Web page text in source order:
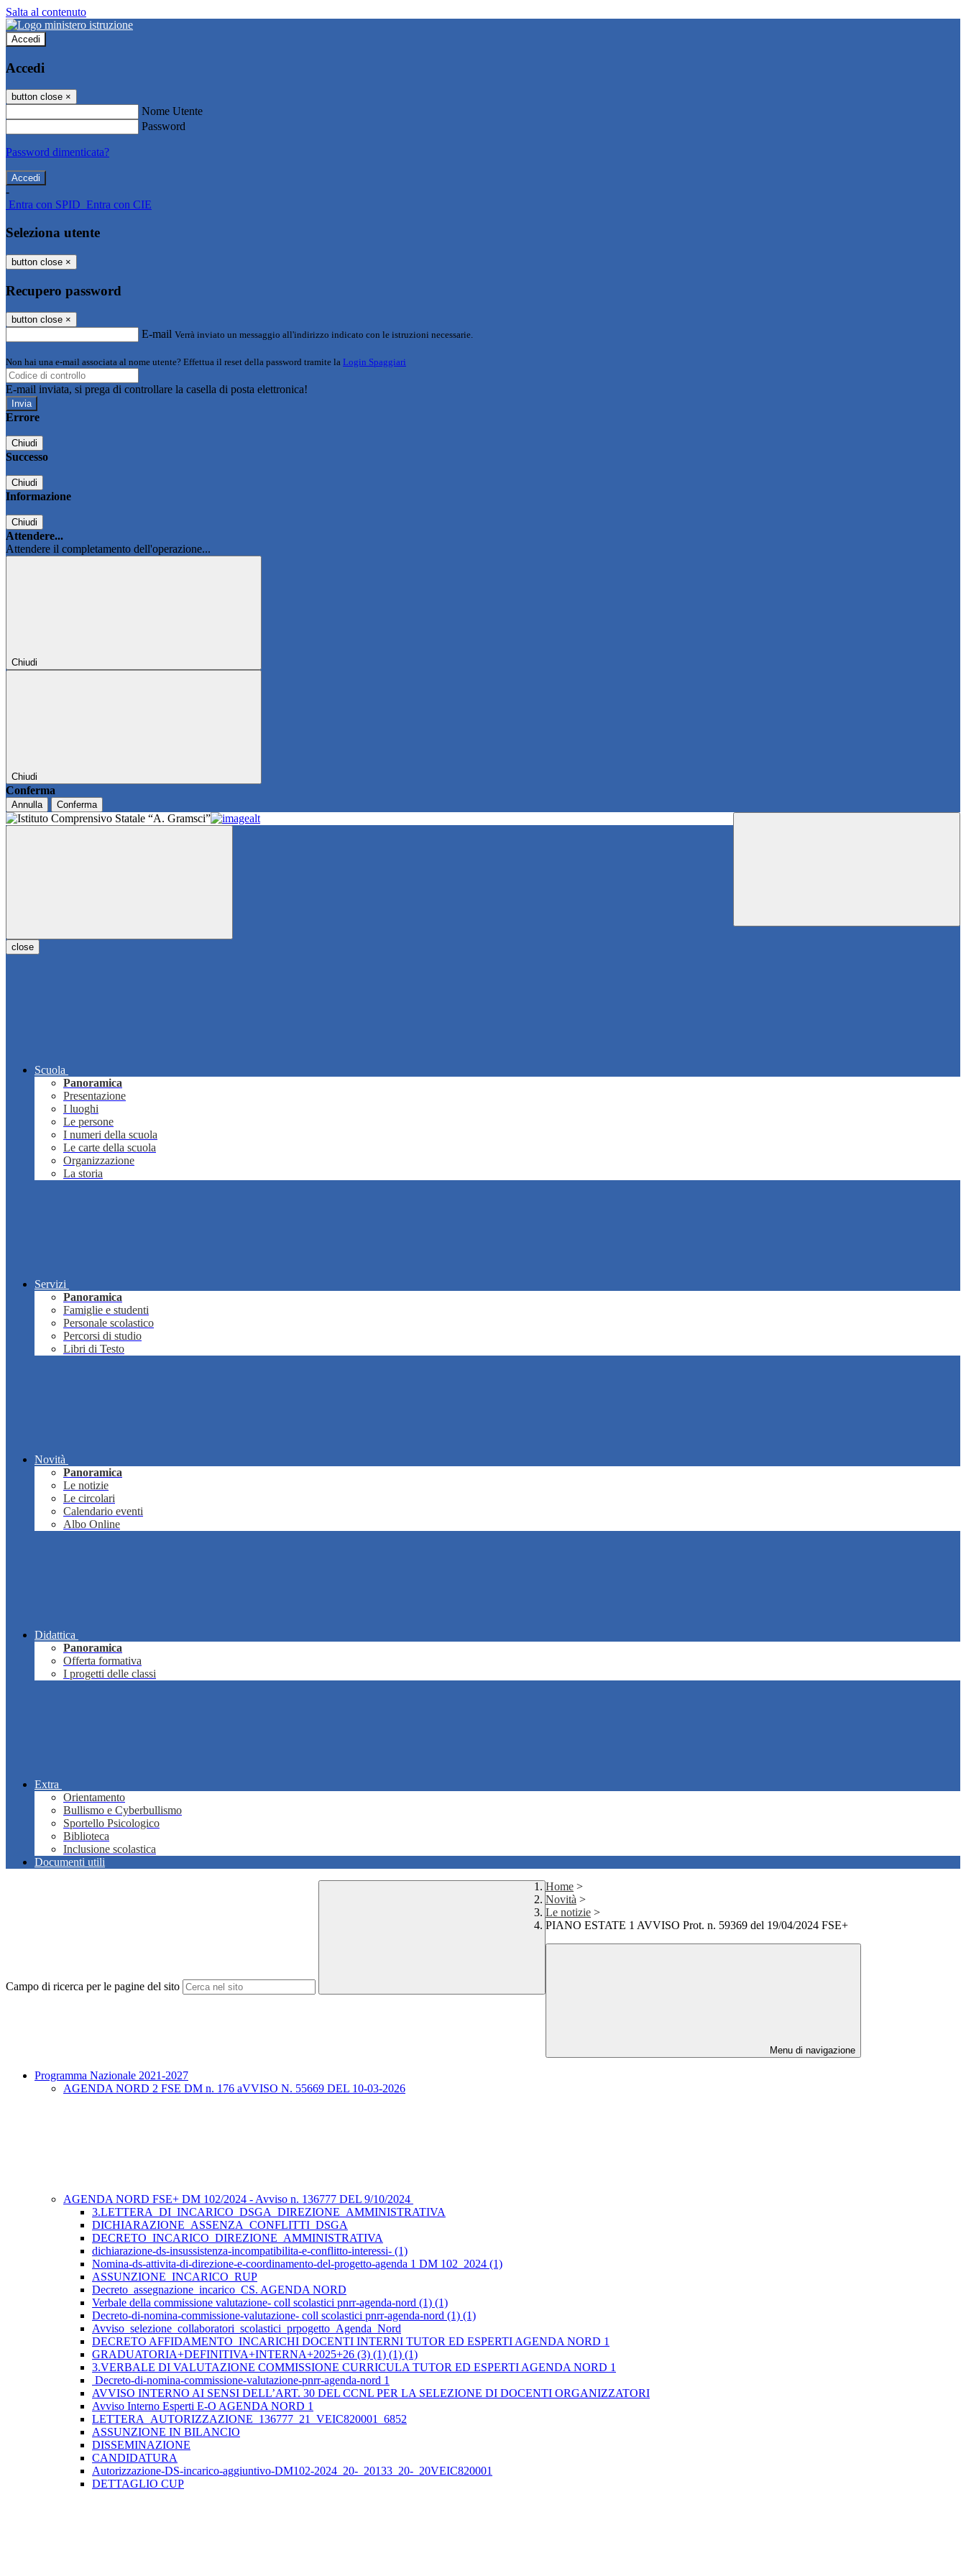
Salta al contenuto
Accedi
Accedi
button close ×
Nome Utente
Password
Password dimenticata?
-
Entra con SPID Entra con CIE
Seleziona utente
button close ×
Recupero password
button close ×
E-mail Verrà inviato un messaggio all'indirizzo indicato con le istruzioni necessarie.
Non hai una e-mail associata al nome utente? Effettua il reset della password tramite la Login Spaggiari
E-mail inviata, si prega di controllare la casella di posta elettronica!
Errore
Chiudi
Successo
Chiudi
Informazione
Chiudi
Attendere...
Attendere il completamento dell'operazione...
Chiudi
Chiudi
Conferma
Annulla Conferma
close
Scuola
Panoramica
Presentazione
I luoghi
Le persone
I numeri della scuola
Le carte della scuola
Organizzazione
La storia
Servizi
Panoramica
Famiglie e studenti
Personale scolastico
Percorsi di studio
Libri di Testo
Novità
Panoramica
Le notizie
Le circolari
Calendario eventi
Albo Online
Didattica
Panoramica
Offerta formativa
I progetti delle classi
Extra
Orientamento
Bullismo e Cyberbullismo
Sportello Psicologico
Biblioteca
Inclusione scolastica
Documenti utili
Campo di ricerca per le pagine del sito
Home >
Novità >
Le notizie >
PIANO ESTATE 1 AVVISO Prot. n. 59369 del 19/04/2024 FSE+
Menu di navigazione
Programma Nazionale 2021-2027
AGENDA NORD 2 FSE DM n. 176 aVVISO N. 55669 DEL 10-03-2026
AGENDA NORD FSE+ DM 102/2024 - Avviso n. 136777 DEL 9/10/2024
3.LETTERA_DI_INCARICO_DSGA_DIREZIONE_AMMINISTRATIVA
DICHIARAZIONE_ASSENZA_CONFLITTI_DSGA
DECRETO_INCARICO_DIREZIONE_AMMINISTRATIVA
dichiarazione-ds-insussistenza-incompatibilita-e-conflitto-interessi- (1)
Nomina-ds-attivita-di-direzione-e-coordinamento-del-progetto-agenda 1 DM 102_2024 (1)
ASSUNZIONE_INCARICO_RUP
Decreto_assegnazione_incarico_CS. AGENDA NORD
Verbale della commissione valutazione- coll scolastici pnrr-agenda-nord (1) (1)
Decreto-di-nomina-commissione-valutazione- coll scolastici pnrr-agenda-nord (1) (1)
Avviso_selezione_collaboratori_scolastici_prpogetto_Agenda_Nord
DECRETO AFFIDAMENTO INCARICHI DOCENTI INTERNI TUTOR ED ESPERTI AGENDA NORD 1
GRADUATORIA+DEFINITIVA+INTERNA+2025+26 (3) (1) (1) (1)
3.VERBALE DI VALUTAZIONE COMMISSIONE CURRICULA TUTOR ED ESPERTI AGENDA NORD 1
Decreto-di-nomina-commissione-valutazione-pnrr-agenda-nord 1
AVVISO INTERNO AI SENSI DELL’ART. 30 DEL CCNL PER LA SELEZIONE DI DOCENTI ORGANIZZATORI
Avviso Interno Esperti E-O AGENDA NORD 1
LETTERA_AUTORIZZAZIONE_136777_21_VEIC820001_6852
ASSUNZIONE IN BILANCIO
DISSEMINAZIONE
CANDIDATURA
Autorizzazione-DS-incarico-aggiuntivo-DM102-2024_20-_20133_20-_20VEIC820001
DETTAGLIO CUP